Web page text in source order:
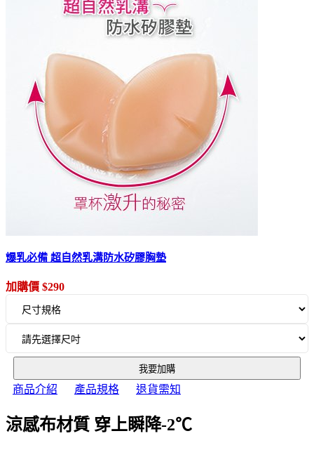
爆乳必備 超自然乳溝防水矽膠胸墊
加購價 $290
我要加購
商品介紹 產品規格 退貨需知
涼感布材質 穿上瞬降-2℃